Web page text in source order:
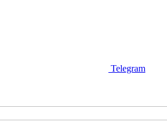
Telegram